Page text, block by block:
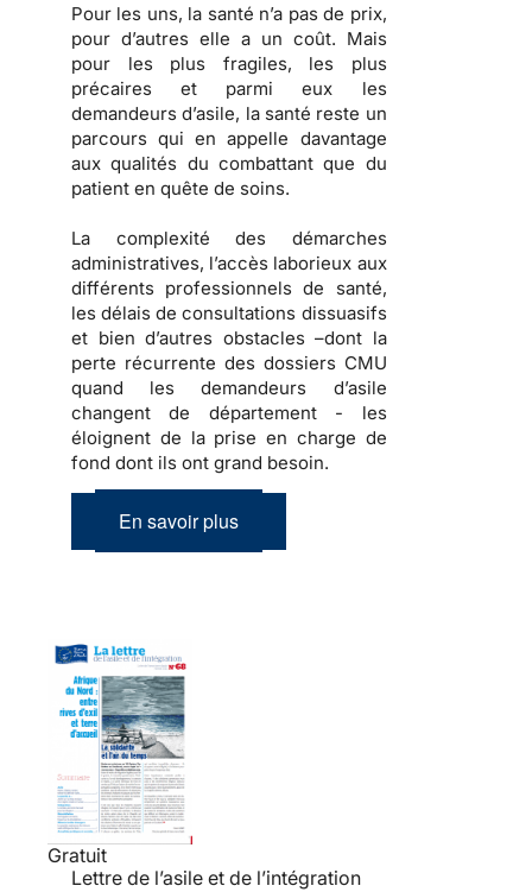
Pour les uns, la santé n’a pas de prix,
pour d’autres elle a un coût. Mais
pour les plus fragiles, les plus
précaires et parmi eux les
demandeurs d’asile, la santé reste un
parcours qui en appelle davantage
aux qualités du combattant que du
patient en quête de soins.
La complexité des démarches
administratives, l’accès laborieux aux
différents professionnels de santé,
les délais de consultations dissuasifs
et bien d’autres obstacles –dont la
perte récurrente des dossiers CMU
quand les demandeurs d’asile
changent de département - les
éloignent de la prise en charge de
fond dont ils ont grand besoin.
En savoir plus
Gratuit
Lettre de l’asile et de l’intégration